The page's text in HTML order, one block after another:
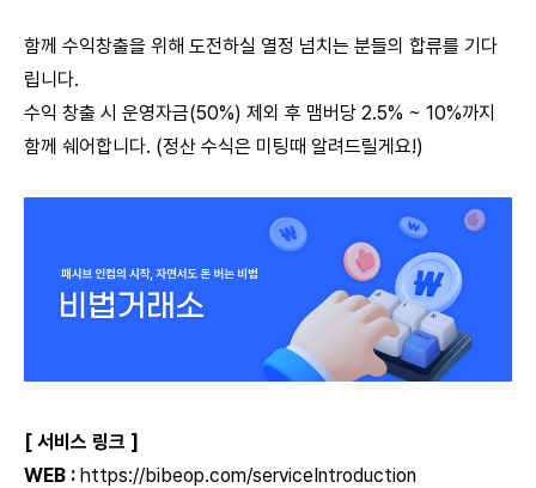
함께 수익창출을 위해 도전하실 열정 넘치는 분들의 합류를 기다
립니다.
수익 창출 시 운영자금(50%) 제외 후 맴버당 2.5% ~ 10%까지
함께 쉐어합니다. (정산 수식은 미팅때 알려드릴게요!)
[ 서비스 링크 ]
WEB : https://bibeop.com/serviceIntroduction